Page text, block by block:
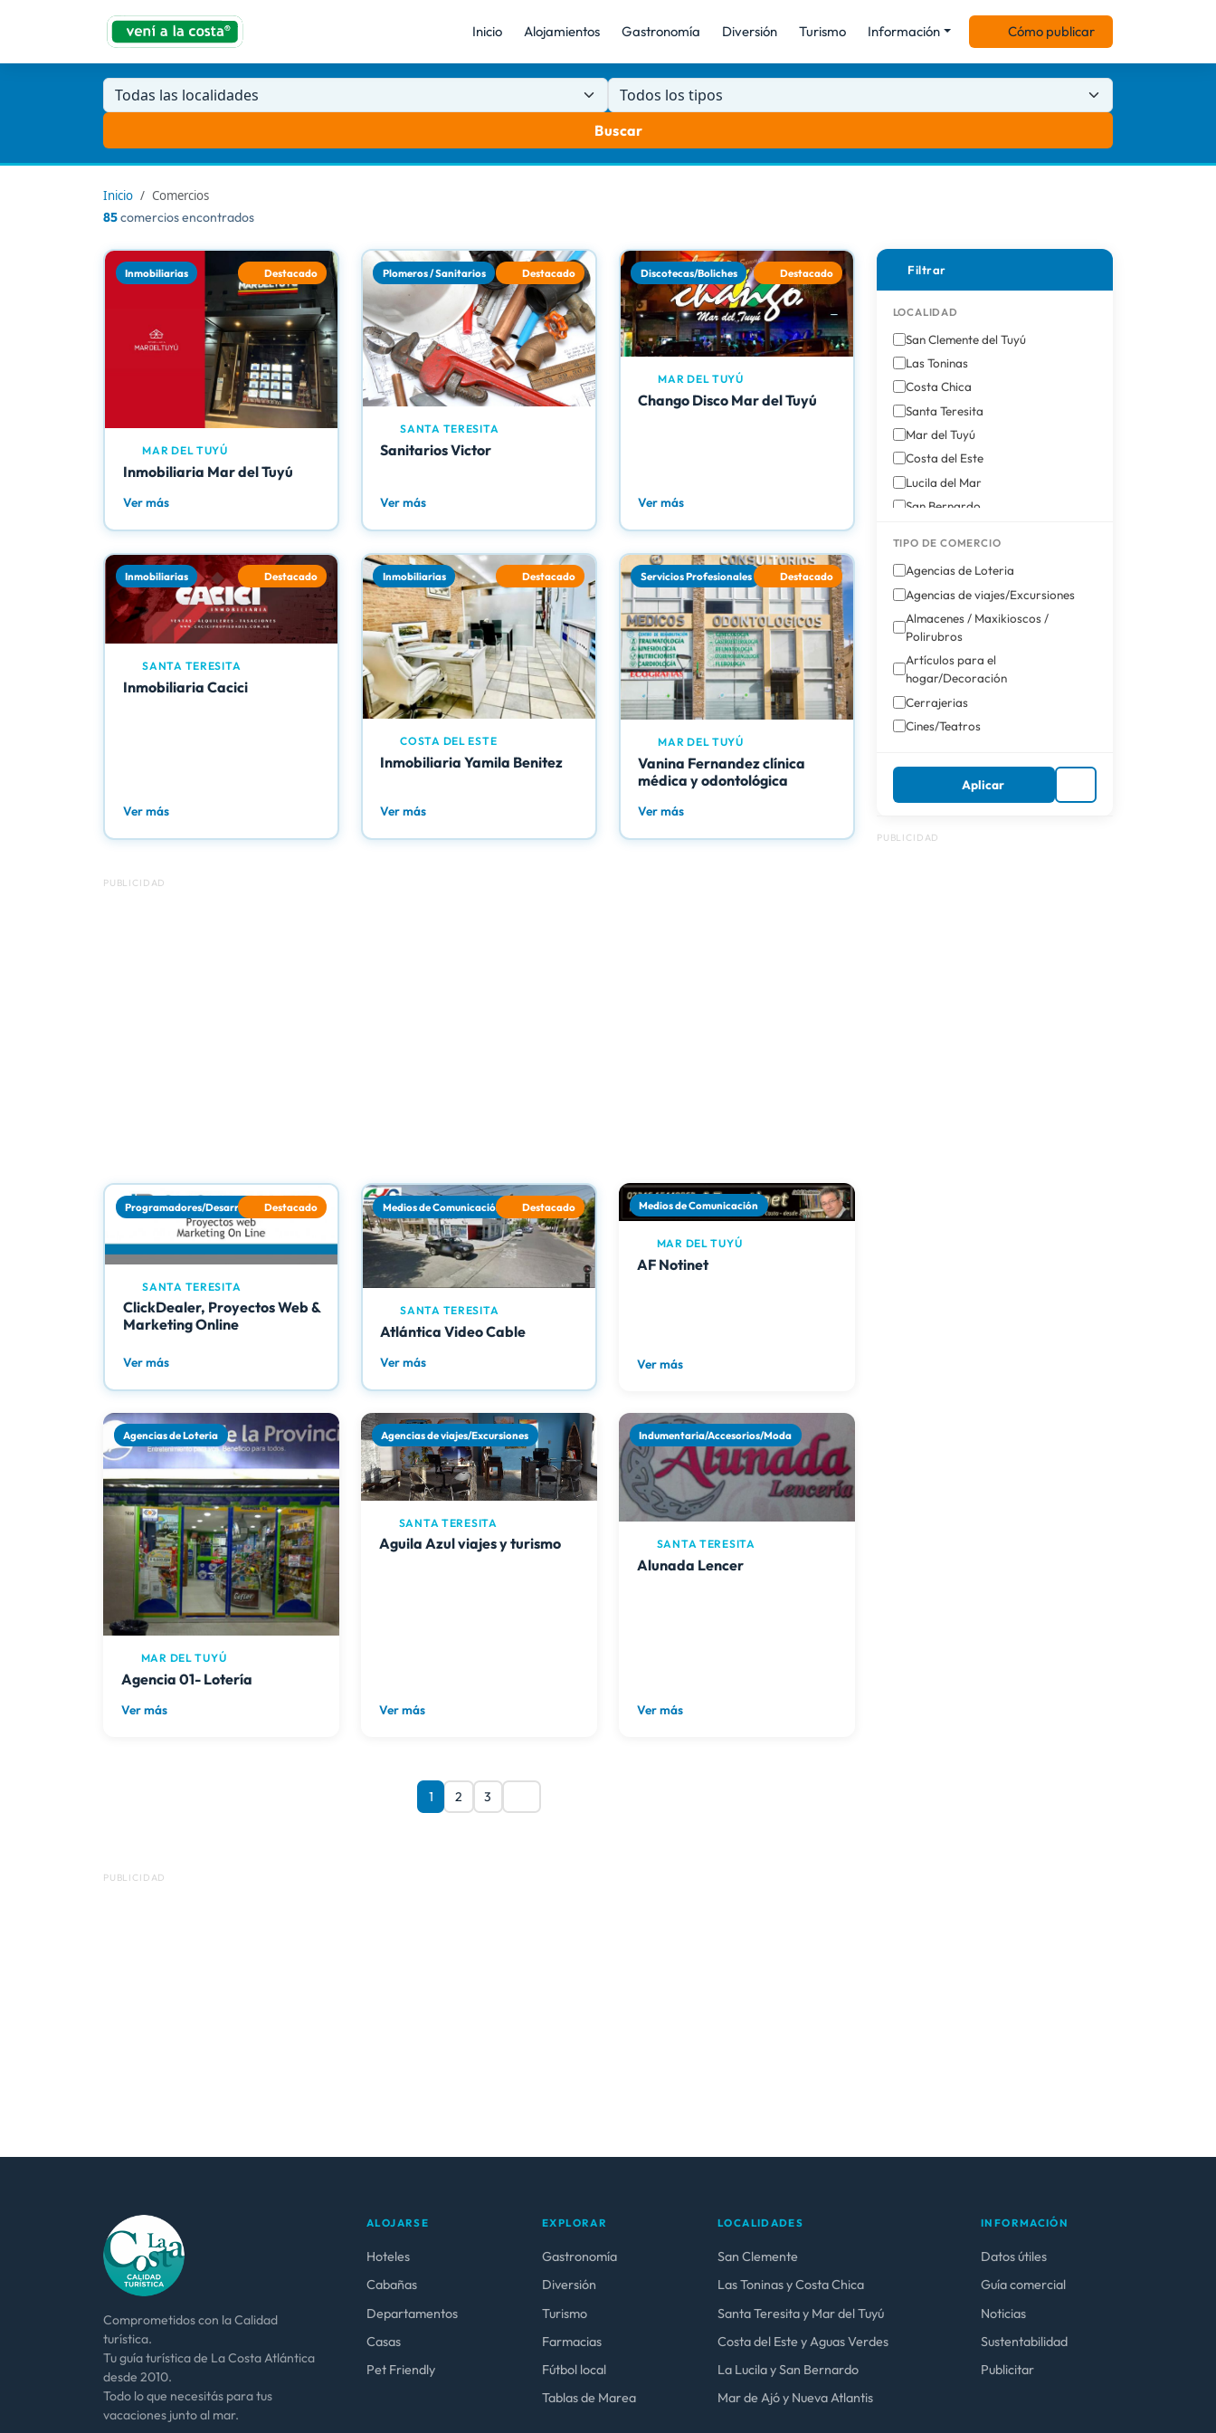
Inicio Alojamientos Gastronomía Diversión Turismo Información Cómo publicar
Todas las localidades Todos los tipos
Buscar
Inicio
Comercios
85comercios encontrados
Inmobiliarias Destacado
MAR DEL TUYÚ
Inmobiliaria Mar del Tuyú
Ver más
Plomeros / Sanitarios Destacado
SANTA TERESITA
Sanitarios Victor
Ver más
Discotecas/Boliches Destacado
MAR DEL TUYÚ
Chango Disco Mar del Tuyú
Ver más
Inmobiliarias Destacado
SANTA TERESITA
Inmobiliaria Cacici
Ver más
Inmobiliarias Destacado
COSTA DEL ESTE
Inmobiliaria Yamila Benitez
Ver más
Servicios Profesionales Destacado
MAR DEL TUYÚ
Vanina Fernandez clínica
médica y odontológica
Ver más
PUBLICIDAD
Programadores/Desarrollos webDestacado
SANTA TERESITA
ClickDealer, Proyectos Web &
Marketing Online
Ver más
Medios de Comunicación Destacado
SANTA TERESITA
Atlántica Video Cable
Ver más
Medios de Comunicación
MAR DEL TUYÚ
AF Notinet
Ver más
Agencias de Loteria
MAR DEL TUYÚ
Agencia 01- Lotería
Ver más
Agencias de viajes/Excursiones
SANTA TERESITA
Aguila Azul viajes y turismo
Ver más
Indumentaria/Accesorios/Moda
SANTA TERESITA
Alunada Lencer
Ver más
1 2 3
Filtrar
LOCALIDAD
San Clemente del Tuyú
Las Toninas
Costa Chica
Santa Teresita
Mar del Tuyú
Costa del Este
Lucila del Mar
San Bernardo
Villa Gesell
TIPO DE COMERCIO
Agencias de Loteria
Agencias de viajes/Excursiones
Almacenes / Maxikioscos /
Polirubros
Artículos para el
hogar/Decoración
Cerrajerias
Cines/Teatros
Profesionales
Discotecas/Boliches
Enseñanza
Aplicar
PUBLICIDAD
PUBLICIDAD
Comprometidos con la Calidad
turística.
Tu guía turística de La Costa Atlántica
desde 2010.
Todo lo que necesitás para tus
vacaciones junto al mar.
ALOJARSE
Hoteles
Cabañas
Departamentos
Casas
Pet Friendly
EXPLORAR
Gastronomía
Diversión
Turismo
Farmacias
Fútbol local
Tablas de Marea
LOCALIDADES
San Clemente
Las Toninas y Costa Chica
Santa Teresita y Mar del Tuyú
Costa del Este y Aguas Verdes
La Lucila y San Bernardo
Mar de Ajó y Nueva Atlantis
INFORMACIÓN
Datos útiles
Guía comercial
Noticias
Sustentabilidad
Publicitar